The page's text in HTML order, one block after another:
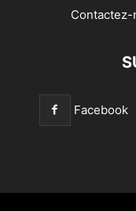
Contactez-
Facebook